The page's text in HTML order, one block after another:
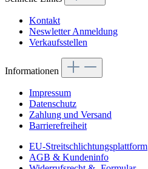
Kontakt
Neswletter Anmeldung
Verkaufsstellen
Informationen
Impressum
Datenschutz
Zahlung und Versand
Barrierefreiheit
EU-Streitschlichtungsplattform
AGB & Kundeninfo